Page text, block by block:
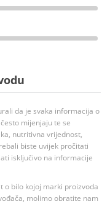
da je svaka informacija o
mijenjaju te se
nutritivna vrijednost,
biste uvijek pročitati
isključivo na informacije
o bilo kojoj marki proizvoda
molimo obratite nam